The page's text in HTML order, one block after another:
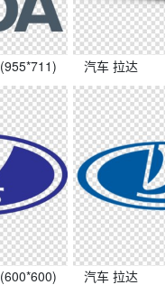
(955*711) 汽车 拉达
(600*600) 汽车 拉达